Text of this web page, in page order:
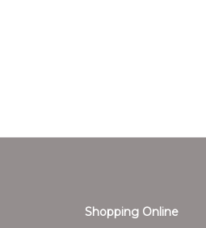
Shopping Online